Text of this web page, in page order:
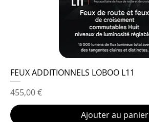
FEUX ADDITIONNELS LOBOO L11
Prix
455,00 €
Ajouter au panier